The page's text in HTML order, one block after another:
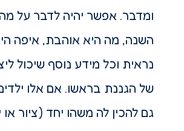
ומדבר. אפשר יהיה לדבר על
השנה, מה היא אוהבת, איפה
נראית וכל מידע נוסף שיכול
של הגננת בראשו. אם אלו
גם להכין לה משהו יחד (ציור או